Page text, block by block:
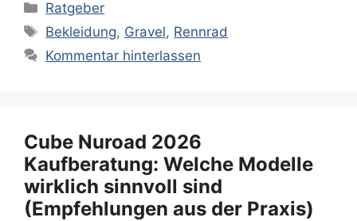
Kategorien
Ratgeber
Schlagwörter
Bekleidung, Gravel, Rennrad
Kommentar hinterlassen
Cube Nuroad 2026
Kaufberatung: Welche Modelle
wirklich sinnvoll sind
(Empfehlungen aus der Praxis)